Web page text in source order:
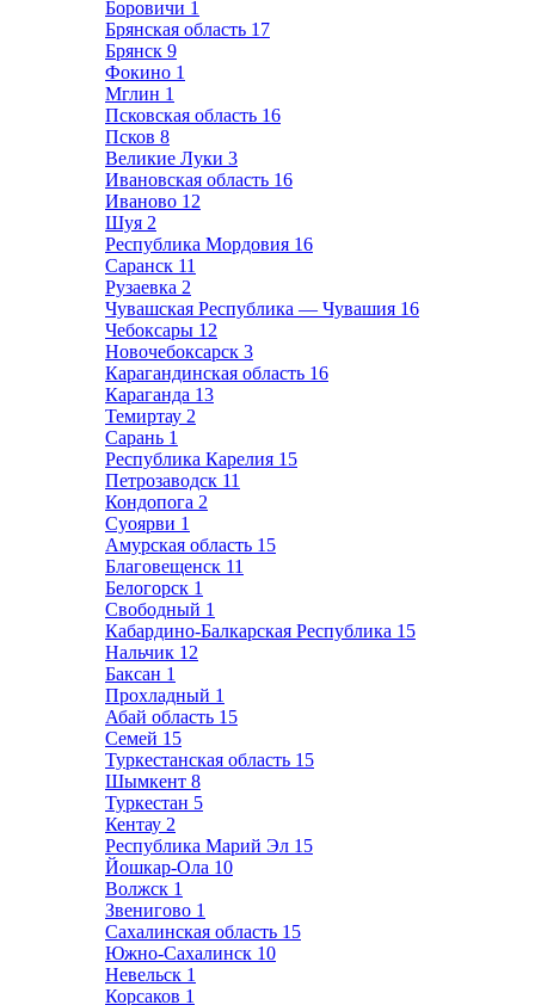
Боровичи 1
Брянская область 17
Брянск 9
Фокино 1
Мглин 1
Псковская область 16
Псков 8
Великие Луки 3
Ивановская область 16
Иваново 12
Шуя 2
Республика Мордовия 16
Саранск 11
Рузаевка 2
Чувашская Республика — Чувашия 16
Чебоксары 12
Новочебоксарск 3
Карагандинская область 16
Караганда 13
Темиртау 2
Сарань 1
Республика Карелия 15
Петрозаводск 11
Кондопога 2
Суоярви 1
Амурская область 15
Благовещенск 11
Белогорск 1
Свободный 1
Кабардино-Балкарская Республика 15
Нальчик 12
Баксан 1
Прохладный 1
Абай область 15
Семей 15
Туркестанская область 15
Шымкент 8
Туркестан 5
Кентау 2
Республика Марий Эл 15
Йошкар-Ола 10
Волжск 1
Звенигово 1
Сахалинская область 15
Южно-Сахалинск 10
Невельск 1
Корсаков 1